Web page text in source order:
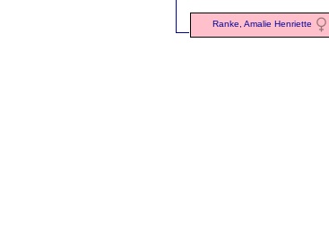
Ranke, Amalie Henriette